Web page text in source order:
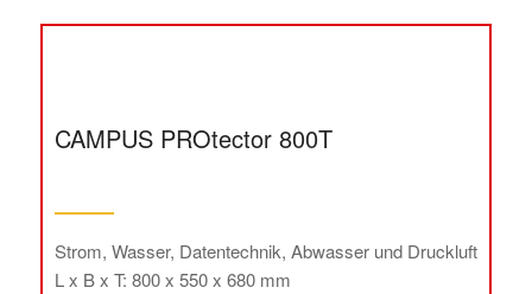
CAMPUS PROtector 800T
Strom, Wasser, Datentechnik, Abwasser und Druckluft
L x B x T: 800 x 550 x 680 mm